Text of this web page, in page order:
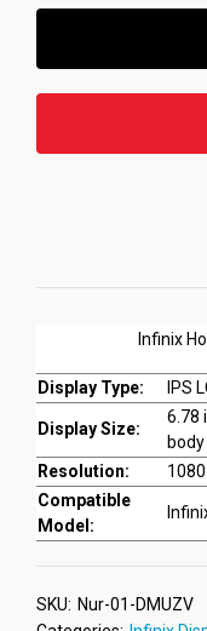
Infinix
Display Type: IPS
Display Size:
6.78
Resolution:
Compatible
Model:
SKU: Nur-01-DMUZV